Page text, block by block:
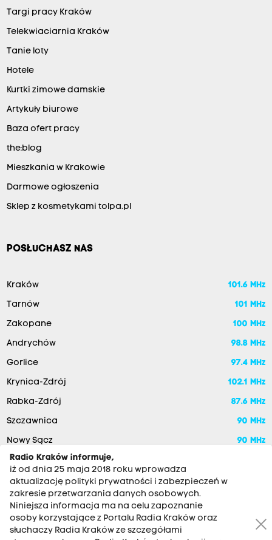
Targi pracy Kraków
Telekwiaciarnia Kraków
Tanie loty
Hotele
Kurtki zimowe damskie
Artykuły biurowe
Baza ofert pracy
the:blog
Mieszkania w Krakowie
Darmowe ogłoszenia
Sklep z kosmetykami tolpa.pl
POSŁUCHASZ NAS
Kraków 101.6 MHz
Tarnów 101 MHz
Zakopane 100 MHz
Andrychów 98.8 MHz
Gorlice 97.4 MHz
Krynica-Zdrój 102.1 MHz
Rabka-Zdrój 87.6 MHz
Szczawnica 90 MHz
Nowy Sącz
90 MHz
Radio Kraków informuje,
iż od dnia 25 maja 2018 roku wprowadza
aktualizację polityki prywatności i zabezpieczeń w
zakresie przetwarzania danych osobowych.
Niniejsza informacja ma na celu zapoznanie
osoby korzystające z Portalu Radia Kraków oraz
słuchaczy Radia Kraków ze szczegółami